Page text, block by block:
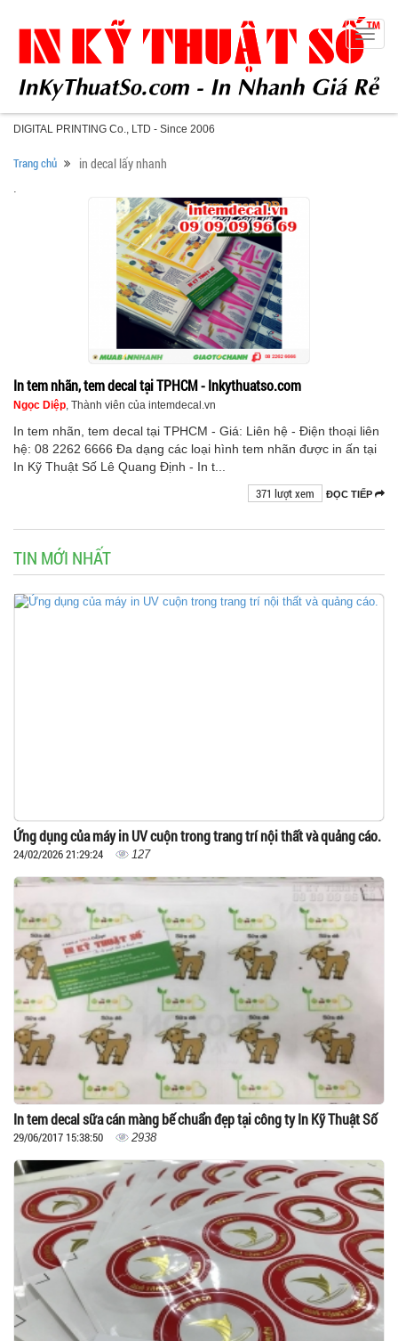
DIGITAL PRINTING Co., LTD - Since 2006
Toggle
Trang chủ in decal lấy nhanh
.
In tem nhãn, tem decal tại TPHCM - Inkythuatso.com
Ngọc Diệp, Thành viên của intemdecal.vn
In tem nhãn, tem decal tại TPHCM - Giá: Liên hệ - Điện thoại liên
hệ: 08 2262 6666 Đa dạng các loại hình tem nhãn được in ấn tại
In Kỹ Thuật Số Lê Quang Định - In t...
ĐỌC TIẾP
371 lượt xem
TIN MỚI NHẤT
Ứng dụng của máy in UV cuộn trong trang trí nội thất và quảng cáo.
24/02/2026 21:29:24 127
In tem decal sữa cán màng bế chuẩn đẹp tại công ty In Kỹ Thuật Số
29/06/2017 15:38:50 2938